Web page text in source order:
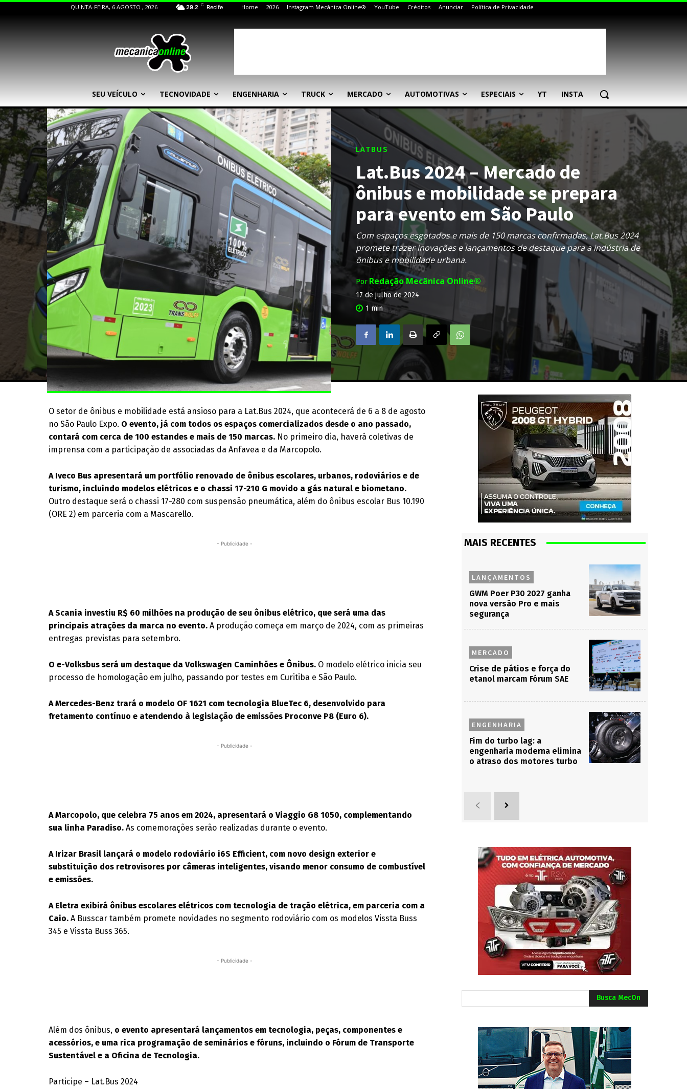
QUINTA-FEIRA, 6 AGOSTO , 2026 29.2 C Recife Home 2026 Instagram Mecânica Online® YouTube Créditos Anunciar Política de Privacidade
SEU VEÍCULO TECNOVIDADE ENGENHARIA TRUCK MERCADO AUTOMOTIVAS ESPECIAIS YT INSTA
LATBUS
Lat.Bus 2024 – Mercado de
ônibus e mobilidade se prepara
para evento em São Paulo
Com espaços esgotados e mais de 150 marcas confirmadas, Lat.Bus 2024
promete trazer inovações e lançamentos de destaque para a indústria de
ônibus e mobilidade urbana.
Por Redação Mecânica Online®
17 de julho de 2024
1 min
O setor de ônibus e mobilidade está ansioso para a Lat.Bus 2024, que acontecerá de 6 a 8 de agosto
no São Paulo Expo. O evento, já com todos os espaços comercializados desde o ano passado,
contará com cerca de 100 estandes e mais de 150 marcas. No primeiro dia, haverá coletivas de
imprensa com a participação de associadas da Anfavea e da Marcopolo.
A Iveco Bus apresentará um portfólio renovado de ônibus escolares, urbanos, rodoviários e de
turismo, incluindo modelos elétricos e o chassi 17-210 G movido a gás natural e biometano.
Outro destaque será o chassi 17-280 com suspensão pneumática, além do ônibus escolar Bus 10.190
(ORE 2) em parceria com a Mascarello.
- Publicidade -
A Scania investiu R$ 60 milhões na produção de seu ônibus elétrico, que será uma das
principais atrações da marca no evento. A produção começa em março de 2024, com as primeiras
entregas previstas para setembro.
O e-Volksbus será um destaque da Volkswagen Caminhões e Ônibus. O modelo elétrico inicia seu
processo de homologação em julho, passando por testes em Curitiba e São Paulo.
A Mercedes-Benz trará o modelo OF 1621 com tecnologia BlueTec 6, desenvolvido para
fretamento contínuo e atendendo à legislação de emissões Proconve P8 (Euro 6).
- Publicidade -
A Marcopolo, que celebra 75 anos em 2024, apresentará o Viaggio G8 1050, complementando
sua linha Paradiso. As comemorações serão realizadas durante o evento.
A Irizar Brasil lançará o modelo rodoviário i6S Efficient, com novo design exterior e
substituição dos retrovisores por câmeras inteligentes, visando menor consumo de combustível
e emissões.
A Eletra exibirá ônibus escolares elétricos com tecnologia de tração elétrica, em parceria com a
Caio. A Busscar também promete novidades no segmento rodoviário com os modelos Vissta Buss
345 e Vissta Buss 365.
- Publicidade -
Além dos ônibus, o evento apresentará lançamentos em tecnologia, peças, componentes e
acessórios, e uma rica programação de seminários e fóruns, incluindo o Fórum de Transporte
Sustentável e a Oficina de Tecnologia.
Participe – Lat.Bus 2024
MAIS RECENTES
LANÇAMENTOS
GWM Poer P30 2027 ganha
nova versão Pro e mais
segurança
MERCADO
Crise de pátios e força do
etanol marcam Fórum SAE
ENGENHARIA
Fim do turbo lag: a
engenharia moderna elimina
o atraso dos motores turbo
Busca MecOn